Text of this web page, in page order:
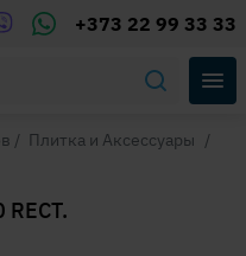
+373 22 99 33 33
/ Плитка и Аксессуары /